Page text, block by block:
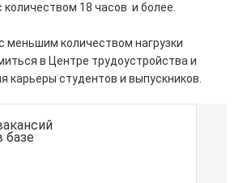
количеством 18 часов и более.
меньшим количеством нагрузки
в Центре трудоустройства и
карьеры студентов и выпускников.
базе